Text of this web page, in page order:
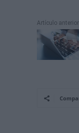
Artículo anterior